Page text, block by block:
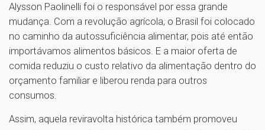
Alysson Paolinelli foi o responsável por essa grande
mudança. Com a revolução agrícola, o Brasil foi colocado
no caminho da autossuficiência alimentar, pois até então
importávamos alimentos básicos. E a maior oferta de
comida reduziu o custo relativo da alimentação dentro do
orçamento familiar e liberou renda para outros
consumos.
Assim, aquela reviravolta histórica também promoveu